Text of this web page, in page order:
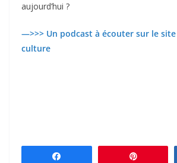
aujourd’hui ?
—>>> Un podcast à écouter sur le site
culture